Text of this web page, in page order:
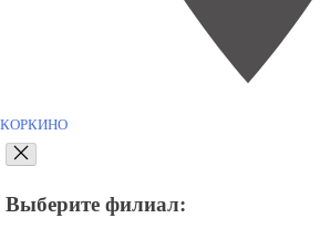
КОРКИНО
Выберите филиал: